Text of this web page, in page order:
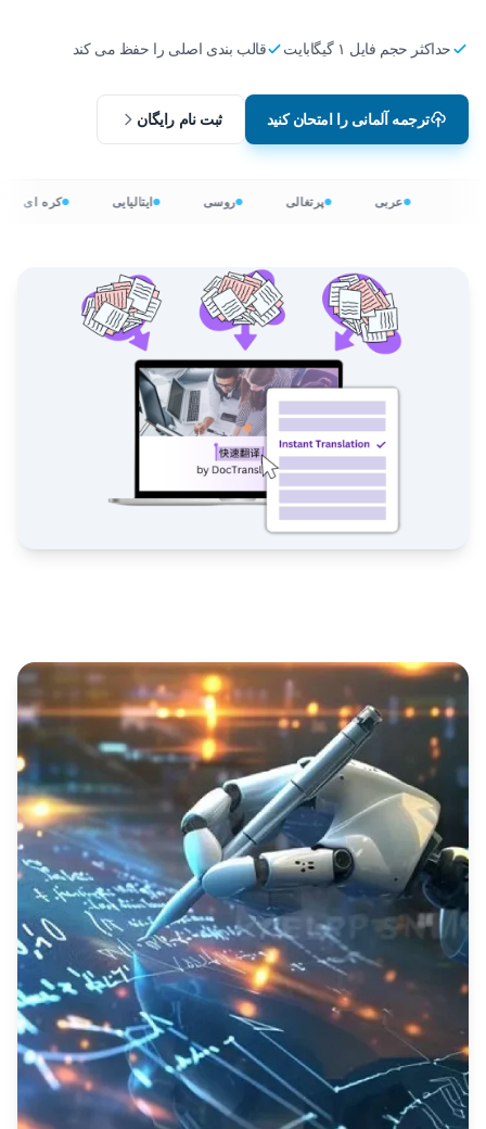
حداکثر حجم فایل ۱ گیگابایت قالب بندی اصلی را حفظ می کند
ترجمه آلمانی را امتحان کنید ثبت نام رایگان
عربی پرتغالی روسی ایتالیایی کره ای